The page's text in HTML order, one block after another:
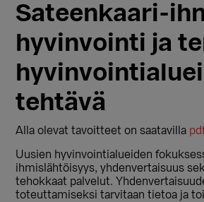
Sateenkaari-
hyvinvointi ja
tehtävä
Alla olevat tavoitteet on saatavilla
Uusien hyvinvointialueiden
ihmislähtöisyys, yhdenvertaisuus
tehokkaat palvelut.
toteuttamiseksi tarvitaan tietoa ja